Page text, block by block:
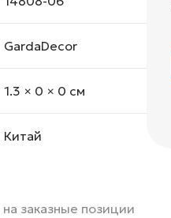
GardaDecor
1.3 × 0 × 0 cм
Китай
заказные позиции